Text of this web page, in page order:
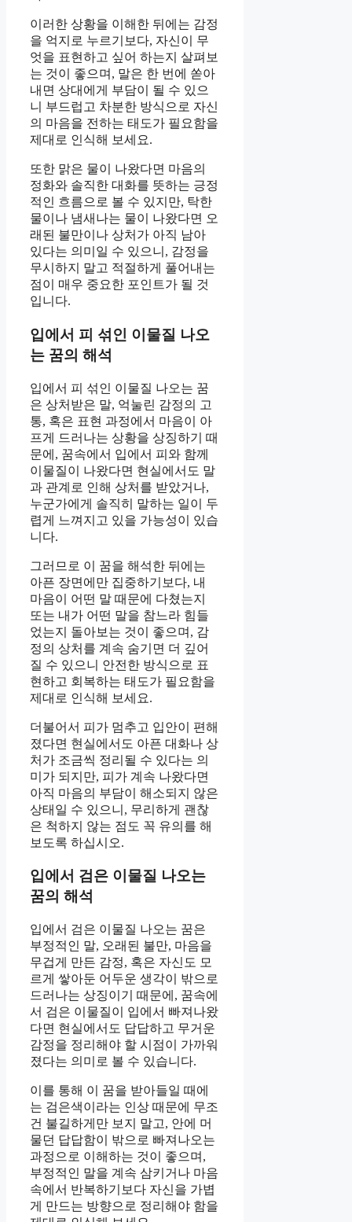
이러한 상황을 이해한 뒤에는 감정
을 억지로 누르기보다, 자신이 무
엇을 표현하고 싶어 하는지 살펴보
는 것이 좋으며, 말은 한 번에 쏟아
내면 상대에게 부담이 될 수 있으
니 부드럽고 차분한 방식으로 자신
의 마음을 전하는 태도가 필요함을
제대로 인식해 보세요.
또한 맑은 물이 나왔다면 마음의
정화와 솔직한 대화를 뜻하는 긍정
적인 흐름으로 볼 수 있지만, 탁한
물이나 냄새나는 물이 나왔다면 오
래된 불만이나 상처가 아직 남아
있다는 의미일 수 있으니, 감정을
무시하지 말고 적절하게 풀어내는
점이 매우 중요한 포인트가 될 것
입니다.
입에서 피 섞인 이물질 나오
는 꿈의 해석
입에서 피 섞인 이물질 나오는 꿈
은 상처받은 말, 억눌린 감정의 고
통, 혹은 표현 과정에서 마음이 아
프게 드러나는 상황을 상징하기 때
문에, 꿈속에서 입에서 피와 함께
이물질이 나왔다면 현실에서도 말
과 관계로 인해 상처를 받았거나,
누군가에게 솔직히 말하는 일이 두
렵게 느껴지고 있을 가능성이 있습
니다.
그러므로 이 꿈을 해석한 뒤에는
아픈 장면에만 집중하기보다, 내
마음이 어떤 말 때문에 다쳤는지
또는 내가 어떤 말을 참느라 힘들
었는지 돌아보는 것이 좋으며, 감
정의 상처를 계속 숨기면 더 깊어
질 수 있으니 안전한 방식으로 표
현하고 회복하는 태도가 필요함을
제대로 인식해 보세요.
더불어서 피가 멈추고 입안이 편해
졌다면 현실에서도 아픈 대화나 상
처가 조금씩 정리될 수 있다는 의
미가 되지만, 피가 계속 나왔다면
아직 마음의 부담이 해소되지 않은
상태일 수 있으니, 무리하게 괜찮
은 척하지 않는 점도 꼭 유의를 해
보도록 하십시오.
입에서 검은 이물질 나오는
꿈의 해석
입에서 검은 이물질 나오는 꿈은
부정적인 말, 오래된 불만, 마음을
무겁게 만든 감정, 혹은 자신도 모
르게 쌓아둔 어두운 생각이 밖으로
드러나는 상징이기 때문에, 꿈속에
서 검은 이물질이 입에서 빠져나왔
다면 현실에서도 답답하고 무거운
감정을 정리해야 할 시점이 가까워
졌다는 의미로 볼 수 있습니다.
이를 통해 이 꿈을 받아들일 때에
는 검은색이라는 인상 때문에 무조
건 불길하게만 보지 말고, 안에 머
물던 답답함이 밖으로 빠져나오는
과정으로 이해하는 것이 좋으며,
부정적인 말을 계속 삼키거나 마음
속에서 반복하기보다 자신을 가볍
게 만드는 방향으로 정리해야 함을